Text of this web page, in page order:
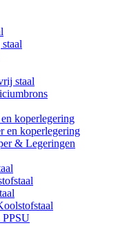
staal
koperlegering
en koperlegering
& Legeringen